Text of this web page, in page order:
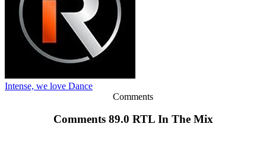
Intense, we love Dance
Comments
Comments 89.0 RTL In The Mix